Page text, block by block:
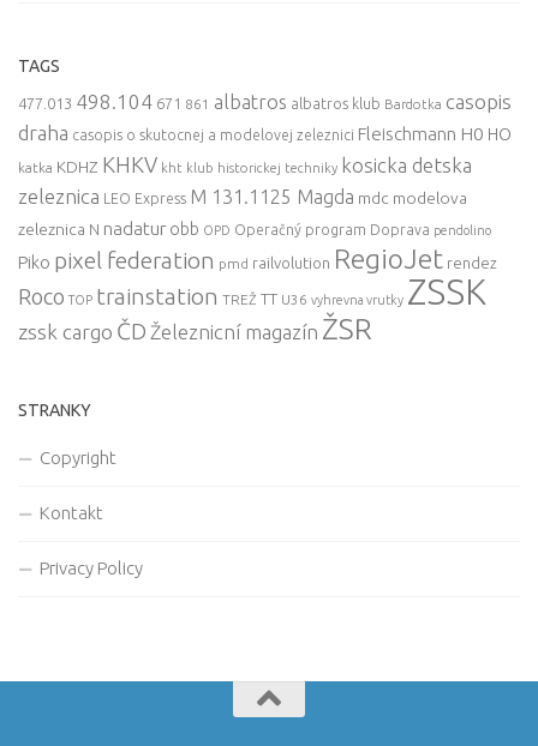
TAGS
477.013 498.104 671 861 albatros albatros klub Bardotka casopis
draha casopis o skutocnej a modelovej zeleznici Fleischmann H0 HO
katka KDHZ KHKV kht klub historickej techniky kosicka detska
zeleznica
LEO Express M 131.1125 Magda mdc modelova
zeleznica N nadatur obb OPD Operačný program Doprava pendolino
Piko pixel federation pmd railvolution RegioJet rendez
Roco TOP trainstation TREŽ TT U36 vyhrevna vrutky ZSSK
zssk cargo ČD Železnicní magazín ŽSR
STRANKY
Copyright
Kontakt
Privacy Policy